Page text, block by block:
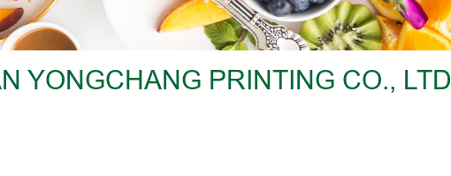
YONGCHANG PRINTING CO., LTD